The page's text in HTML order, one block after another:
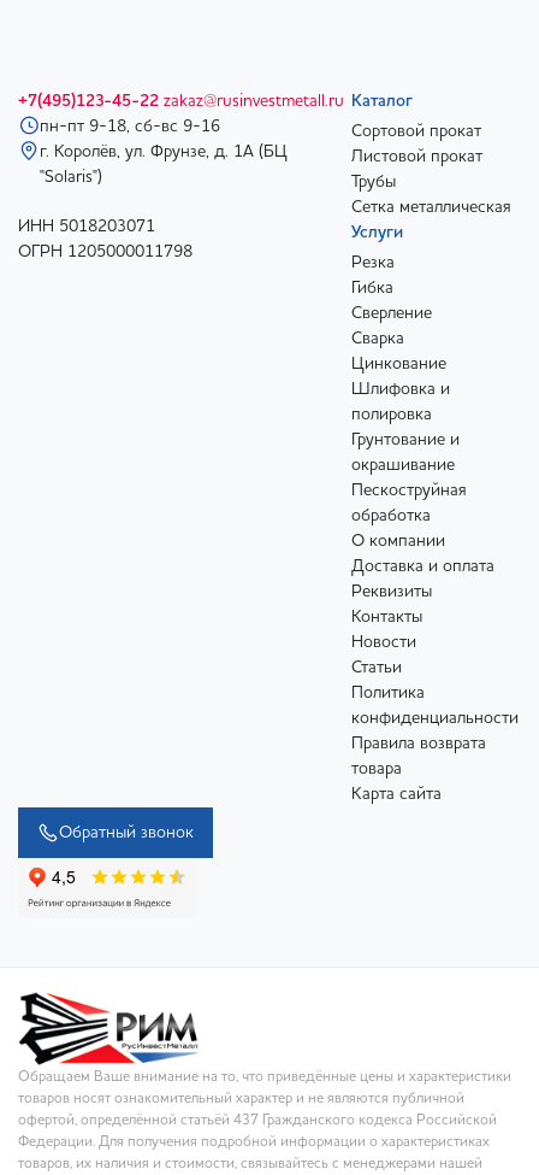
+7(495)123-45-22 zakaz@rusinvestmetall.ru
пн-пт 9-18, сб-вс 9-16
г. Королёв, ул. Фрунзе, д. 1А (БЦ
"Solaris")
ИНН 5018203071
ОГРН 1205000011798
Каталог
Сортовой прокат
Листовой прокат
Трубы
Сетка металлическая
Услуги
Резка
Гибка
Сверление
Сварка
Цинкование
Шлифовка и
полировка
Грунтование и
окрашивание
Пескоструйная
обработка
О компании
Доставка и оплата
Реквизиты
Контакты
Новости
Статьи
Политика
конфиденциальности
Правила возврата
товара
Карта сайта
Обратный звонок
Обращаем Ваше внимание на то, что приведённые цены и характеристики
товаров носят ознакомительный характер и не являются публичной
офертой, определённой статьёй 437 Гражданского кодекса Российской
Федерации. Для получения подробной информации о характеристиках
товаров, их наличия и стоимости, связывайтесь с менеджерами нашей